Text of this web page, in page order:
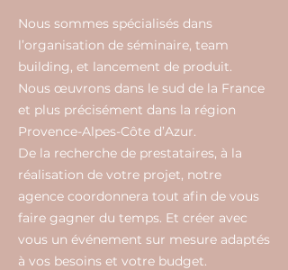
Nous sommes spécialisés dans
l’organisation de séminaire, team
building, et lancement de produit.
Nous œuvrons dans le sud de la France
et plus précisément dans la région
Provence-Alpes-Côte d’Azur.
De la recherche de prestataires, à la
réalisation de votre projet, notre
agence coordonnera tout afin de vous
faire gagner du temps. Et créer avec
vous un événement sur mesure adaptés
à vos besoins et votre budget.